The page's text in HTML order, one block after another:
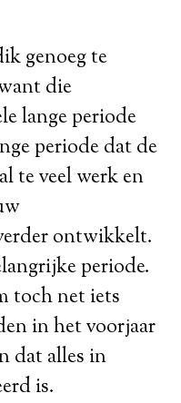
genoeg te
die
lange periode
periode dat de
te veel werk en
ontwikkelt.
periode.
toch net iets
in het voorjaar
dat alles in
is.